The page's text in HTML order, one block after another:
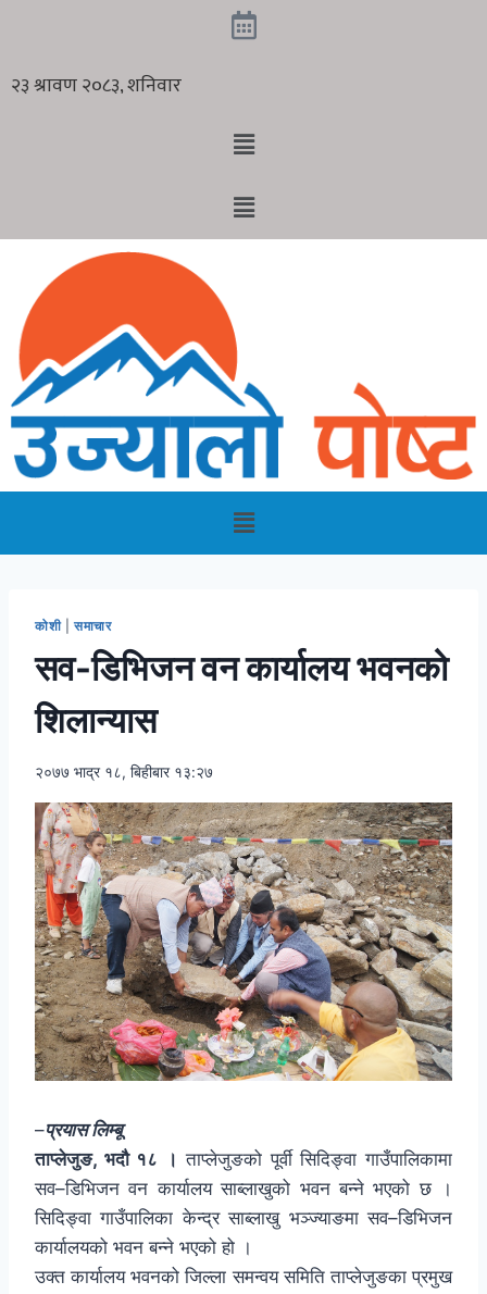
कोशी| समाचार
सव-डिभिजन वन कार्यालय भवनको
शिलान्यास
२०७७ भाद्र १८, बिहीबार १३:२७
–प्रयास लिम्बू
ताप्लेजुङ, भदौ १८ । ताप्लेजुङको पूर्वी सिदिङ्वा गाउँपालिकामा
सव–डिभिजन वन कार्यालय साब्लाखुको भवन बन्ने भएको छ ।
सिदिङ्वा गाउँपालिका केन्द्र साब्लाखु भञ्ज्याङमा सव–डिभिजन
कार्यालयको भवन बन्ने भएको हो ।
उक्त कार्यालय भवनको जिल्ला समन्वय समिति ताप्लेजुङका प्रमुख